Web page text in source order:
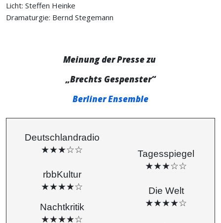
Licht: Steffen Heinke
Dramaturgie: Bernd Stegemann
Meinung der Presse zu
„Brechts Gespenster“
Berliner Ensemble
Deutschlandradio
★★★☆☆
rbbKultur
★★★★☆
Nachtkritik
★★★★☆
Tagesspiegel
★★★☆☆
Die Welt
★★★★☆